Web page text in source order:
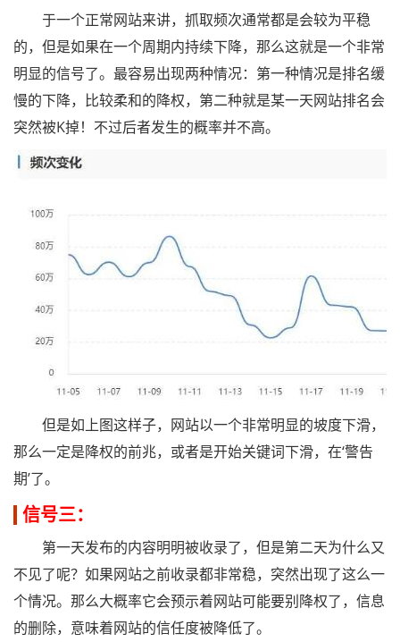
于一个正常网站来讲，抓取频次通常都是会较为平稳
的，但是如果在一个周期内持续下降，那么这就是一个非常
明显的信号了。最容易出现两种情况：第一种情况是排名缓
慢的下降，比较柔和的降权，第二种就是某一天网站排名会
突然被K掉！不过后者发生的概率并不高。
但是如上图这样子，网站以一个非常明显的坡度下滑，
那么一定是降权的前兆，或者是开始关键词下滑，在‘警告
期’了。
信号三：
第一天发布的内容明明被收录了，但是第二天为什么又
不见了呢？如果网站之前收录都非常稳，突然出现了这么一
个情况。那么大概率它会预示着网站可能要别降权了，信息
的删除，意味着网站的信任度被降低了。